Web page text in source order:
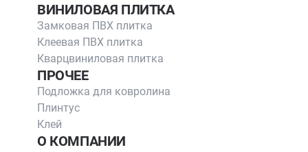
ВИНИЛОВАЯ ПЛИТКА
Замковая ПВХ плитка
Клеевая ПВХ плитка
Кварцвиниловая плитка
ПРОЧЕЕ
Подложка для ковролина
Плинтус
Клей
О КОМПАНИИ